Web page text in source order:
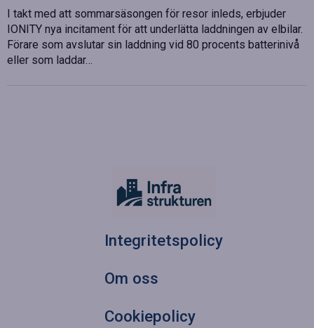
I takt med att sommarsäsongen för resor inleds, erbjuder
IONITY nya incitament för att underlätta laddningen av elbilar.
Förare som avslutar sin laddning vid 80 procents batterinivå
eller som laddar…
Integritetspolicy
Om oss
Cookiepolicy